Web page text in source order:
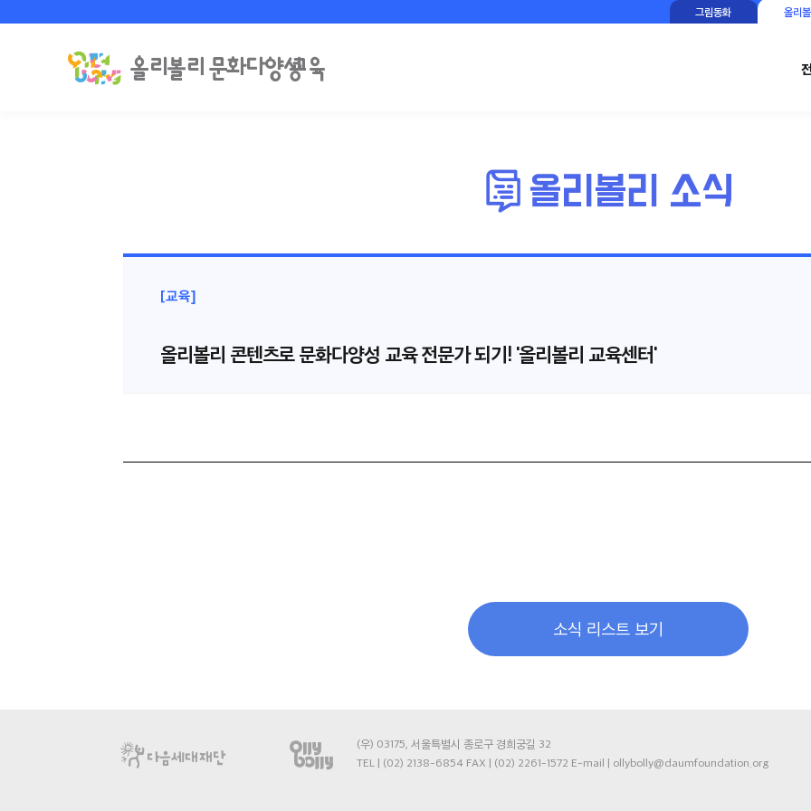
그림동화 올리
[교육]
올리볼리 콘텐츠로 문화다양성 교육 전문가 되기! '올리볼리 교육센터'
소식 리스트 보기
(우) 03175, 서울특별시 종로구 경희궁길 32
TEL | (02) 2138-6854 FAX | (02) 2261-1572 E-mail | ollybolly@daumfoundation.org